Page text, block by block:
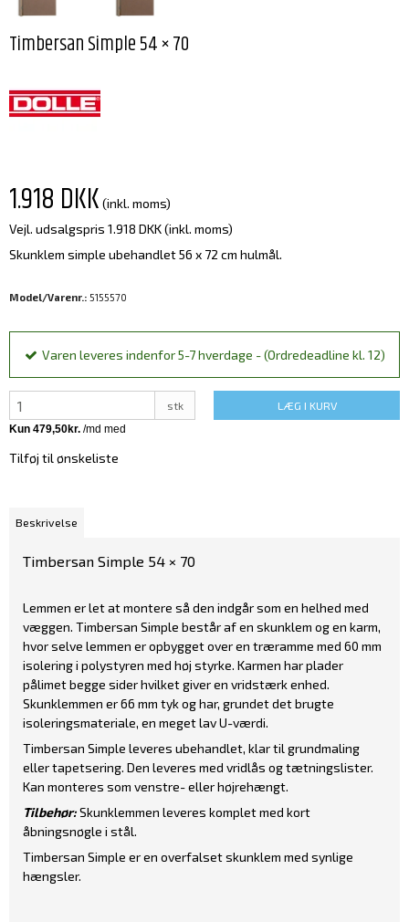
Timbersan Simple 54 × 70
1.918 DKK (inkl. moms)
Vejl. udsalgspris 1.918 DKK(inkl. moms)
Skunklem simple ubehandlet 56 x 72 cm hulmål.
Model/Varenr.: 5155570
Varen leveres indenfor 5-7 hverdage - (Ordredeadline kl. 12)
stk LÆG I KURV
Tilføj til ønskeliste
Beskrivelse
Timbersan Simple 54 × 70
Lemmen er let at montere så den indgår som en helhed med
væggen. Timbersan Simple består af en skunklem og en karm,
hvor selve lemmen er opbygget over en træramme med 60 mm
isolering i polystyren med høj styrke. Karmen har plader
pålimet begge sider hvilket giver en vridstærk enhed.
Skunklemmen er 66 mm tyk og har, grundet det brugte
isoleringsmateriale, en meget lav U-værdi.
Timbersan Simple leveres ubehandlet, klar til grundmaling
eller tapetsering. Den leveres med vridlås og tætningslister.
Kan monteres som venstre- eller højrehængt.
Tilbehør:Skunklemmen leveres komplet med kort
åbningsnøgle i stål.
Timbersan Simple er en overfalset skunklem med synlige
hængsler.